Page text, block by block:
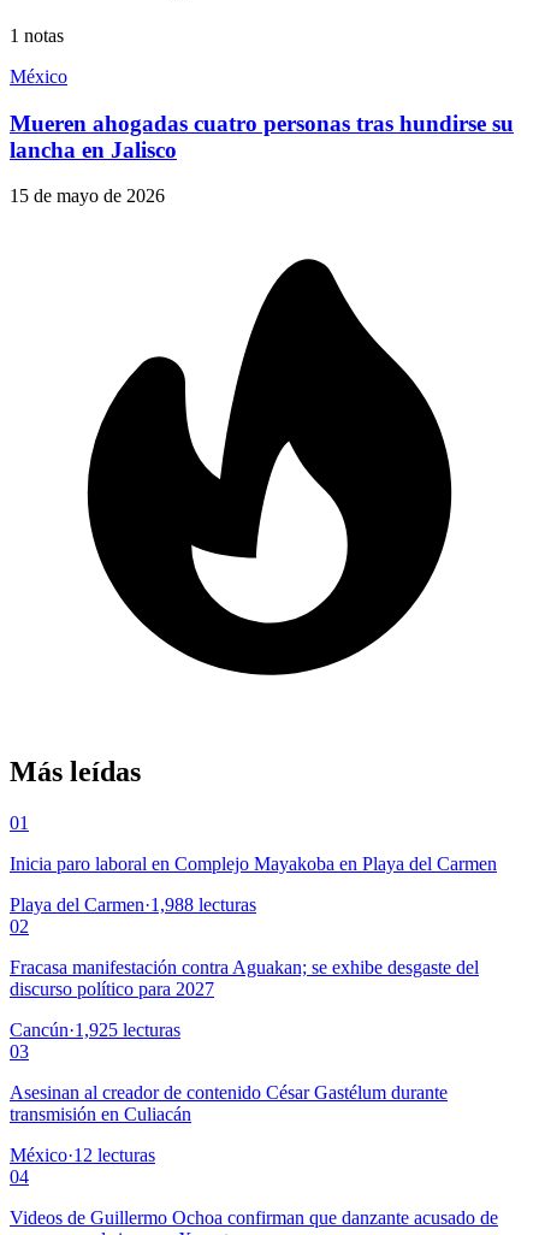
1 notas
México
Mueren ahogadas cuatro personas tras hundirse su
lancha en Jalisco
15 de mayo de 2026
Más leídas
01
Inicia paro laboral en Complejo Mayakoba en Playa del Carmen
Playa del Carmen·1,988 lecturas
02
Fracasa manifestación contra Aguakan; se exhibe desgaste del
discurso político para 2027
Cancún·1,925 lecturas
03
Asesinan al creador de contenido César Gastélum durante
transmisión en Culiacán
México·12 lecturas
04
Videos de Guillermo Ochoa confirman que danzante acusado de